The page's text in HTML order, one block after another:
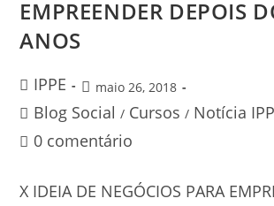
EMPREENDER DEPOIS
ANOS
IPPE maio 26, 2018
Blog Social / Cursos / Notícia
0 comentário
X IDEIA DE NEGÓCIOS PARA